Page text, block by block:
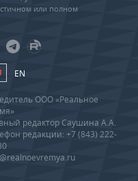
или полном
EN
ООО «Реальное
редактор Саушина А.А.
редакции: +7 (843) 222-